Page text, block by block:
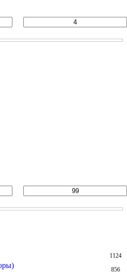
1124
856